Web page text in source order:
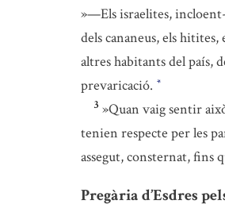
»—Els israelites, incloent-
dels cananeus, els
altres habitants del país,
prevaricació. *
3 »Quan vaig sentir
tenien respecte per les
assegut, consternat, fins
Pregària d’Esdres